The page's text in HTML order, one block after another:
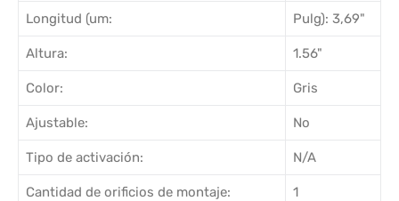
Longitud (um: Pulg): 3,69"
Altura: 1.56"
Color: Gris
Ajustable: No
Tipo de activación: N/A
Cantidad de orificios de montaje: 1